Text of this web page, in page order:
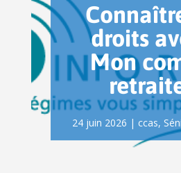
droits
Mon
24 juin 2026 | ccas,